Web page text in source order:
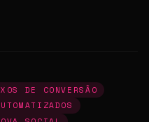
DE CONVERSÃO